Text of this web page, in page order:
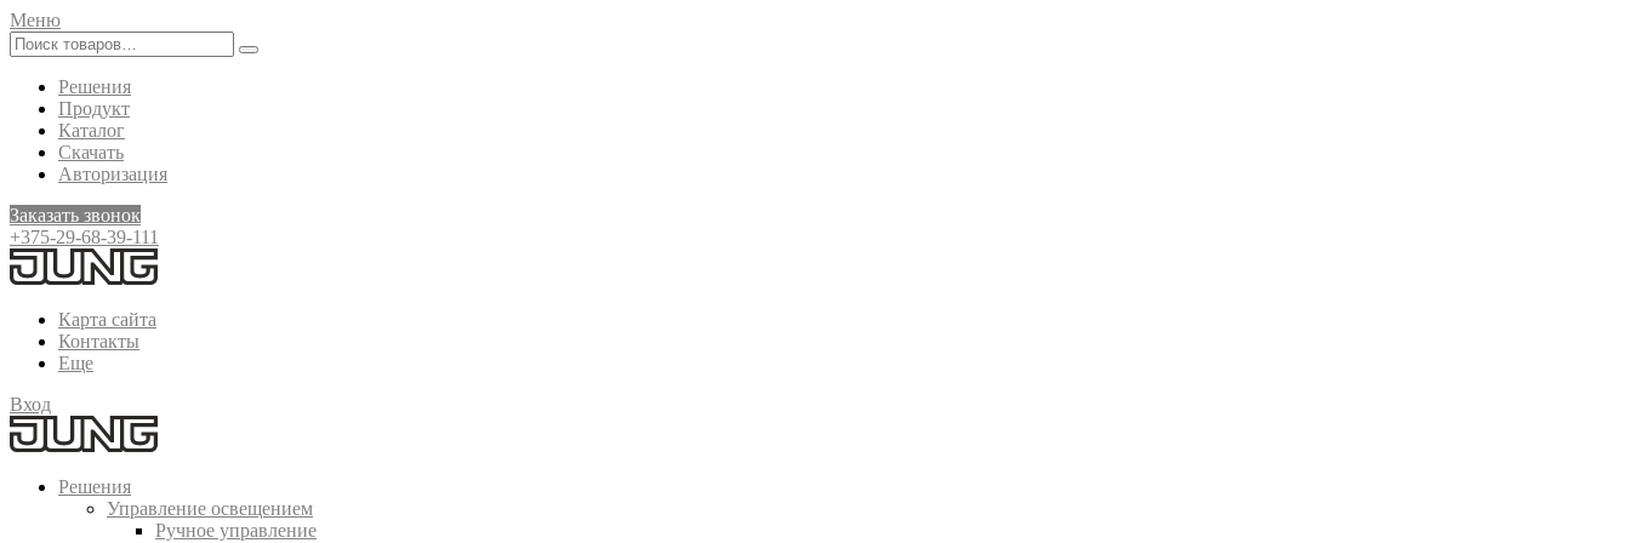
Меню
Решения
Продукт
Каталог
Скачать
Авторизация
Заказать звонок
+375-29-68-39-111
Карта сайта
Контакты
Еще
Вход
Решения
Управление освещением
Ручное управление